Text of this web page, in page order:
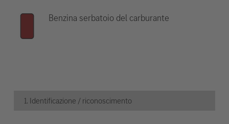
Benzina serbatoio del carburante
1. Identificazione / riconoscimento